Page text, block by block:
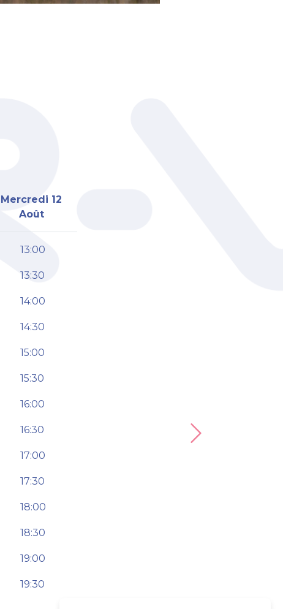
Mercredi 12
Août
13:00
13:30
14:00
14:30
15:00
15:30
16:00
16:30
17:00
17:30
18:00
18:30
19:00
19:30
Next